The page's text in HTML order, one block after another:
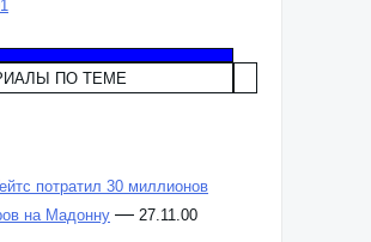
ПО ТЕМЕ
потратил 30 миллионов
на Мадонну